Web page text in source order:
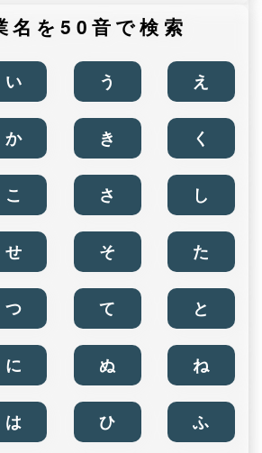
名を50音で検索
い う え
か き く
こ さ し
せ そ た
つ て と
に ぬ ね
は ひ ふ